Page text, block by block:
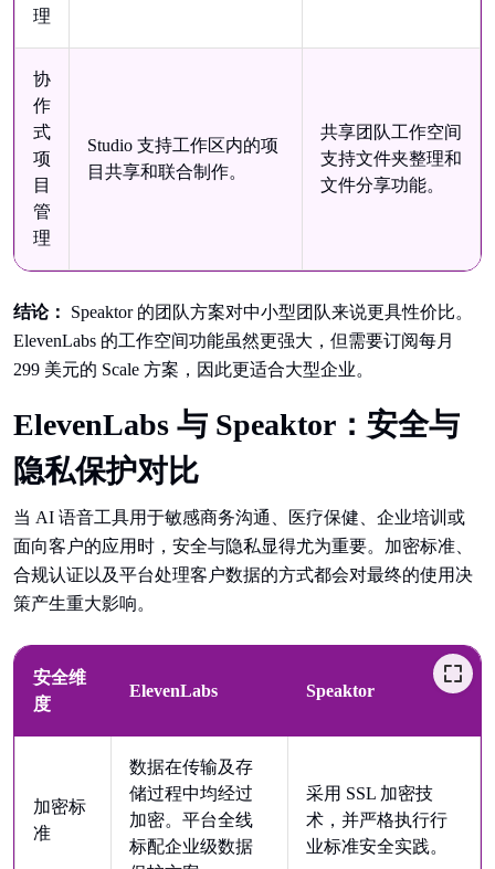
理
协
作
式
项
目
管
理
Studio 支持工作区内的项
目共享和联合制作。
共享团队工作空间
支持文件夹整理和
文件分享功能。
结论：
Speaktor 的团队方案对中小型团队来说更具性价比。
ElevenLabs 的工作空间功能虽然更强大，但需要订阅每月
299 美元的 Scale 方案，因此更适合大型企业。
ElevenLabs 与 Speaktor：安全与
隐私保护对比
当 AI 语音工具用于敏感商务沟通、医疗保健、企业培训或
面向客户的应用时，安全与隐私显得尤为重要。加密标准、
合规认证以及平台处理客户数据的方式都会对最终的使用决
策产生重大影响。
安全维
度
ElevenLabs Speaktor
加密标
准
数据在传输及存
储过程中均经过
加密。平台全线
标配企业级数据
采用 SSL 加密技
术，并严格执行行
业标准安全实践。